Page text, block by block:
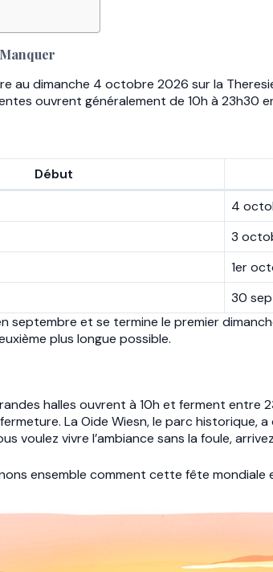
dimanche 4 octobre 2026 sur la
ouvrent généralement de 10h à 23h30
Début
4
3
1er
30
septembre et se termine le premier
plus longue possible.
halles ouvrent à 10h et ferment
La Oide Wiesn, le parc historique,
voulez vivre l’ambiance sans la foule,
ensemble comment cette fête mondiale